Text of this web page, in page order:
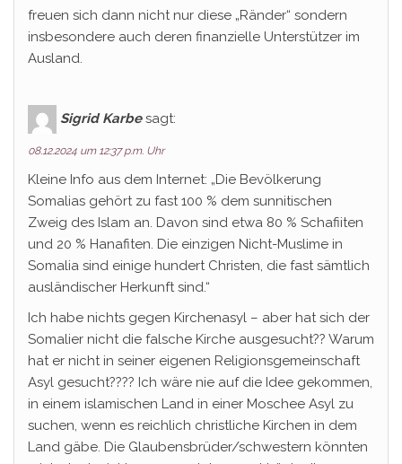
freuen sich dann nicht nur diese „Ränder“ sondern
insbesondere auch deren finanzielle Unterstützer im
Ausland.
Sigrid Karbe sagt:
08.12.2024 um 12:37 p.m. Uhr
Kleine Info aus dem Internet: „Die Bevölkerung
Somalias gehört zu fast 100 % dem sunnitischen
Zweig des Islam an. Davon sind etwa 80 % Schafiiten
und 20 % Hanafiten. Die einzigen Nicht-Muslime in
Somalia sind einige hundert Christen, die fast sämtlich
ausländischer Herkunft sind.“
Ich habe nichts gegen Kirchenasyl – aber hat sich der
Somalier nicht die falsche Kirche ausgesucht?? Warum
hat er nicht in seiner eigenen Religionsgemeinschaft
Asyl gesucht???? Ich wäre nie auf die Idee gekommen,
in einem islamischen Land in einer Moschee Asyl zu
suchen, wenn es reichlich christliche Kirchen in dem
Land gäbe. Die Glaubensbrüder/schwestern könnten